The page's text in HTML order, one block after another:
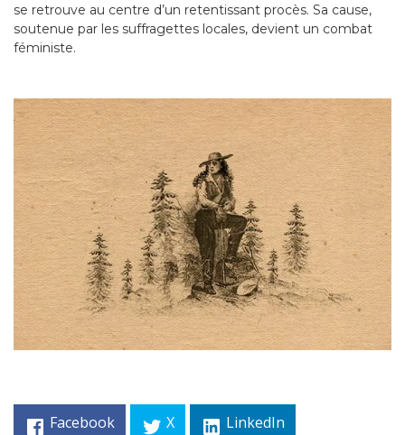
se retrouve au centre d’un retentissant procès. Sa cause,
soutenue par les suffragettes locales, devient un combat
féministe.
Facebook X LinkedIn